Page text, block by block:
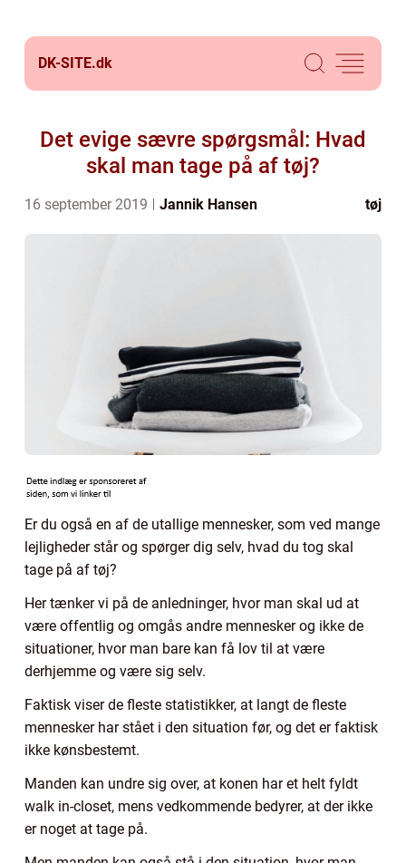
DK-SITE.dk
Det evige sævre spørgsmål: Hvad
skal man tage på af tøj?
16 september 2019 Jannik Hansen tøj
Er du også en af de utallige mennesker, som ved mange
lejligheder står og spørger dig selv, hvad du tog skal
tage på af tøj?
Her tænker vi på de anledninger, hvor man skal ud at
være offentlig og omgås andre mennesker og ikke de
situationer, hvor man bare kan få lov til at være
derhjemme og være sig selv.
Faktisk viser de fleste statistikker, at langt de fleste
mennesker har stået i den situation før, og det er faktisk
ikke kønsbestemt.
Manden kan undre sig over, at konen har et helt fyldt
walk in-closet, mens vedkommende bedyrer, at der ikke
er noget at tage på.